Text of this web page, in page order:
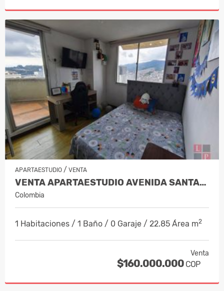
APARTAESTUDIO / VENTA
VENTA APARTAESTUDIO AVENIDA SANTANDE…
Colombia
1 Habitaciones / 1 Baño / 0 Garaje / 22.85 Área m2
Venta
$160.000.000 COP